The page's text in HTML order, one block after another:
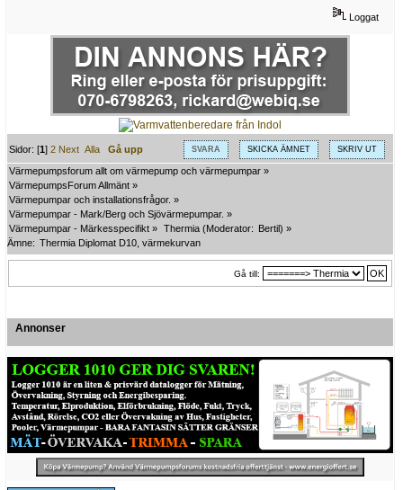
Loggat
SVARA SKICKA ÄMNET SKRIV UT
Sidor: [1]2 Next Alla
Gå upp
Värmepumpsforum allt om värmepump och värmepumpar »
VärmepumpsForum Allmänt »
Värmepumpar och installationsfrågor. »
Värmepumpar - Mark/Berg och Sjövärmepumpar. »
Värmepumpar - Märkesspecifikt » Thermia (Moderator: Bertil) »
Ämne: Thermia Diplomat D10, värmekurvan
Gå till:
Annonser